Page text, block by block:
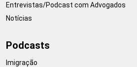
Entrevistas/Podcast com Advogados
Notícias
Podcasts
Imigração